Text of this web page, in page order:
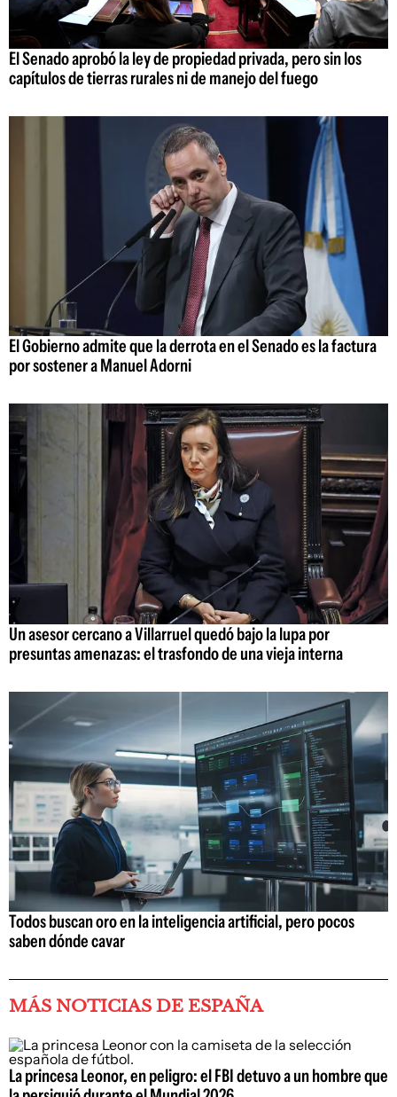
El Senado aprobó la ley de propiedad privada, pero sin los
capítulos de tierras rurales ni de manejo del fuego
El Gobierno admite que la derrota en el Senado es la factura
por sostener a Manuel Adorni
Un asesor cercano a Villarruel quedó bajo la lupa por
presuntas amenazas: el trasfondo de una vieja interna
Todos buscan oro en la inteligencia artificial, pero pocos
saben dónde cavar
MÁS NOTICIAS DE ESPAÑA
La princesa Leonor, en peligro: el FBI detuvo a un hombre que